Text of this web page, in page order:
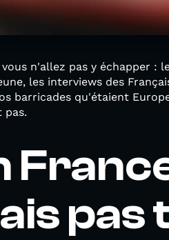
n'allez pas y échapper :
les interviews des
barricades qu'étaient
pas.
pas